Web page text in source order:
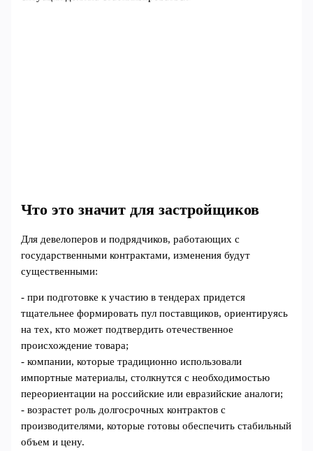
Что это значит для застройщиков
Для девелоперов и подрядчиков, работающих с
государственными контрактами, изменения будут
существенными:
- при подготовке к участию в тендерах придется
тщательнее формировать пул поставщиков, ориентируясь
на тех, кто может подтвердить отечественное
происхождение товара;
- компании, которые традиционно использовали
импортные материалы, столкнутся с необходимостью
переориентации на российские или евразийские аналоги;
- возрастет роль долгосрочных контрактов с
производителями, которые готовы обеспечить стабильный
объем и цену.